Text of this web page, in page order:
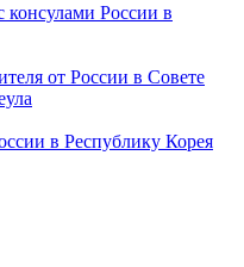
консулами России в
от России в Совете
в Республику Корея